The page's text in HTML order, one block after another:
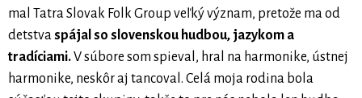
mal Tatra Slovak Folk Group veľký význam, pretože ma od
detstvaspájal so slovenskou hudbou, jazykom a
tradíciami.V súbore som spieval, hral na harmonike, ústnej
harmonike, neskôr aj tancoval. Celá moja rodina bola